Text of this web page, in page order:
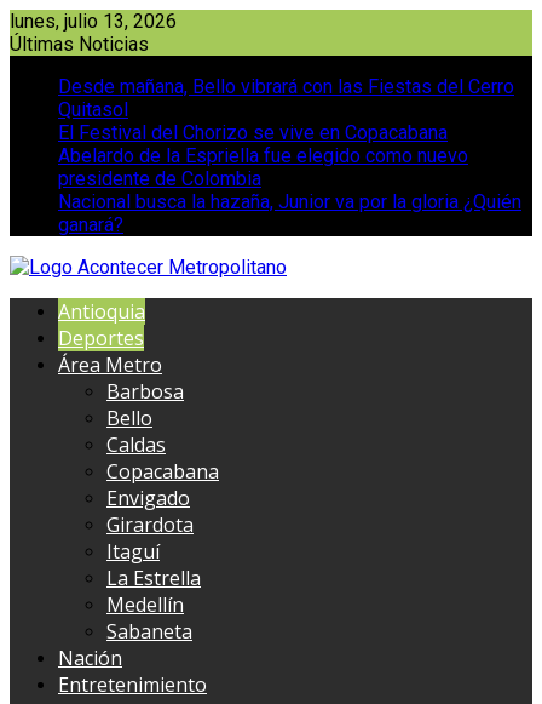
Saltar
al
lunes, julio 13, 2026
Últimas Noticias
Desde mañana, Bello vibrará con las Fiestas del Cerro
Quitasol
El Festival del Chorizo se vive en Copacabana
Abelardo de la Espriella fue elegido como nuevo
presidente de Colombia
Nacional busca la hazaña, Junior va por la gloria ¿Quién
ganará?
Antioquia
Deportes
Área Metro
Barbosa
Bello
Caldas
Copacabana
Envigado
Girardota
Itaguí
La Estrella
Medellín
Sabaneta
Nación
Entretenimiento